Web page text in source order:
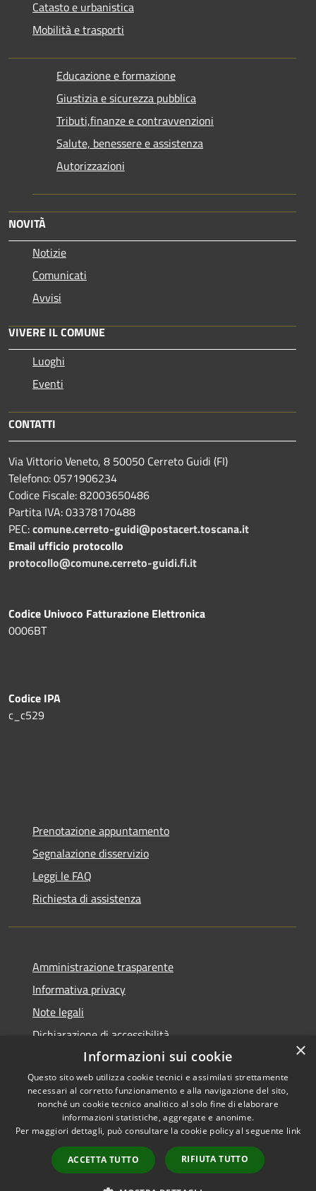
Catasto e urbanistica
Mobilità e trasporti
Educazione e formazione
Giustizia e sicurezza pubblica
Tributi,finanze e contravvenzioni
Salute, benessere e assistenza
Autorizzazioni
NOVITÀ
Notizie
Comunicati
Avvisi
VIVERE IL COMUNE
Luoghi
Eventi
CONTATTI
Via Vittorio Veneto, 8 50050 Cerreto Guidi (FI)
Telefono: 0571906234
Codice Fiscale: 82003650486
Partita IVA: 03378170488
PEC:comune.cerreto-guidi@postacert.toscana.it
Email ufficio protocollo
protocollo@comune.cerreto-guidi.fi.it
Codice Univoco Fatturazione Elettronica
0006BT
Codice IPA
c_c529
Prenotazione appuntamento
Segnalazione disservizio
Leggi le FAQ
Richiesta di assistenza
Amministrazione trasparente
Informativa privacy
Note legali
Dichiarazione di accessibilità
Accessibilità
Privacy
Mappa del sito
Copyright © 2026 • Comune di
Cerreto Guidi • Powered by
Municipium
Accesso
redazione
×
Informazioni sui cookie
Questo sito web utilizza cookie tecnici e assimilati strettamente
necessari al corretto funzionamento e alla navigazione del sito,
nonché un cookie tecnico analitico al solo fine di elaborare
informazioni statistiche, aggregate e anonime.
Per maggiori dettagli, può consultare la cookie policy al seguente link
ACCETTA TUTTO RIFIUTA TUTTO